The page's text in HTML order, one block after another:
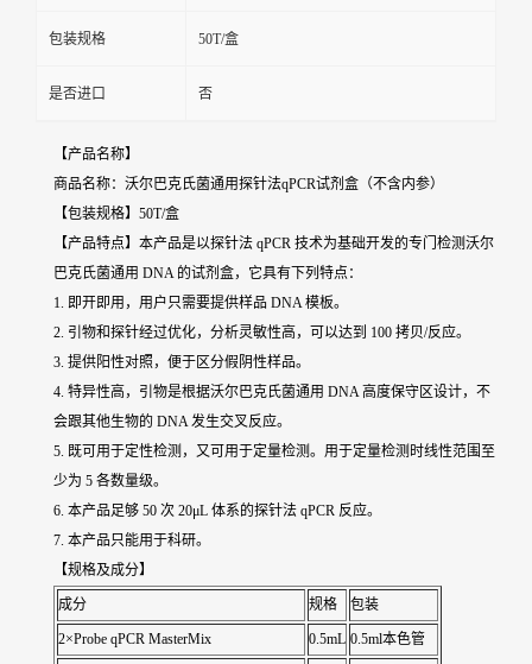
包装规格 50T/盒
是否进口 否
【产品名称】
商品名称：沃尔巴克氏菌通用探针法qPCR试剂盒（不含内参）
【包装规格】50T/盒
【产品特点】本产品是以探针法 qPCR 技术为基础开发的专门检测沃尔
巴克氏菌通用 DNA 的试剂盒，它具有下列特点：
1. 即开即用，用户只需要提供样品 DNA 模板。
2. 引物和探针经过优化，分析灵敏性高，可以达到 100 拷贝/反应。
3. 提供阳性对照，便于区分假阴性样品。
4. 特异性高，引物是根据沃尔巴克氏菌通用 DNA 高度保守区设计，不
会跟其他生物的 DNA 发生交叉反应。
5. 既可用于定性检测，又可用于定量检测。用于定量检测时线性范围至
少为 5 各数量级。
6. 本产品足够 50 次 20μL 体系的探针法 qPCR 反应。
7. 本产品只能用于科研。
【规格及成分】
成分 规格 包装
2×Probe qPCR MasterMix 0.5mL 0.5ml本色管